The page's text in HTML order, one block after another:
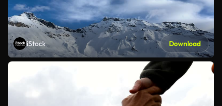
iStock Download